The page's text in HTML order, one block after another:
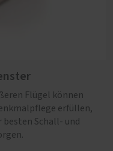
Flügel können
erfüllen,
Schall- und